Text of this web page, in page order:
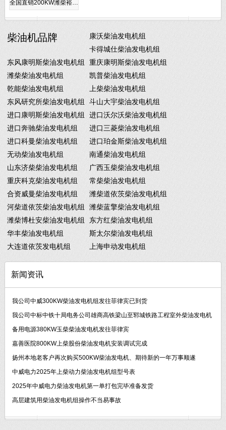
全国直销200KW潍柴裕…
柴油机品牌
康沃柴油发电机组
卡得城仕柴油发电机组
东风康明斯柴油发电机组
重庆康明斯柴油发电机组
潍柴柴油发电机组
凯普柴油发电机组
乾能柴油发电机组
上柴柴油发电机组
东风研究所柴油发电机组
斗山大宇柴油发电机组
进口康明斯柴油发电机组
进口沃尔沃柴油发电机组
进口奔驰柴油发电机组
进口三菱柴油发电机组
进口科曼柴油发电机组
进口珀金斯柴油发电机组
无动柴油发电机组
南通柴油发电机组
山东济柴柴油发电机组
广西玉柴柴油发电机组
重庆科克柴油发电机组
常柴柴油发电机组
合资威曼柴油发电机组
潍柴道依茨柴油发电机组
河柴道依茨柴油发电机组
潍柴蓝擎柴油发电机组
潍柴博杜安柴油发电机组
东方红柴油发电机组
华丰柴油发电机组
斯太尔柴油发电机组
大连道依茨发电机组
上海申动发电机组
新闻资讯
我公司中威300KW柴油发电机组发往菲律宾已到货
我公司中标中铁十局电务公司雄商高铁梁山至郓城铁路工程室外柴油发电机
备用电源380KW玉柴柴油发电机发往菲律宾
嘉善医院800KW上柴股份柴油发电机安装调试完成
扬州本地老客户再次购买500KW柴油发电机、期待新的一年万事顺遂
中威电力2025年上柴动力柴油发电机组型号表
2025年中威电力柴油发电机第一单打包完毕准备发货
高层建筑用柴油发电机组操作不当易事故